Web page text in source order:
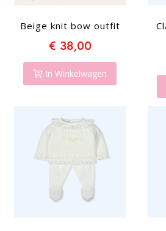
Beige knit bow outfit
€ 38,00
In Winkelwagen